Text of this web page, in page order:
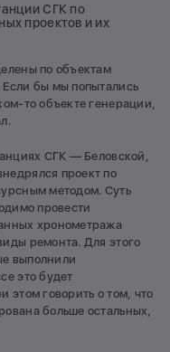
СГК по
проектов и их
по объектам
бы мы попытались
то объекте генерации,
СГК — Беловской,
проект по
методом. Суть
провести
хронометража
ремонта. Для этого
выполнили
это будет
этом говорить о том, что
больше остальных,